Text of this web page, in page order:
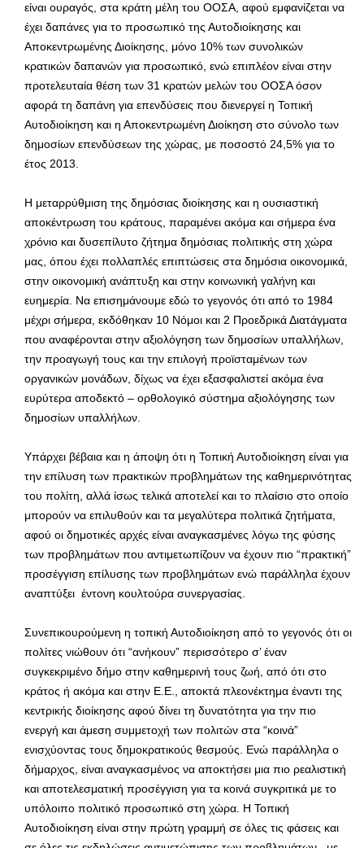
είναι ουραγός, στα κράτη μέλη του ΟΟΣΑ, αφού εμφανίζεται να
έχει δαπάνες για το προσωπικό της Αυτοδιοίκησης και
Αποκεντρωμένης Διοίκησης, μόνο 10% των συνολικών
κρατικών δαπανών για προσωπικό, ενώ επιπλέον είναι στην
προτελευταία θέση των 31 κρατών μελών του ΟΟΣΑ όσον
αφορά τη δαπάνη για επενδύσεις που διενεργεί η Τοπική
Αυτοδιοίκηση και η Αποκεντρωμένη Διοίκηση στο σύνολο των
δημοσίων επενδύσεων της χώρας, με ποσοστό 24,5% για το
έτος 2013.
Η μεταρρύθμιση της δημόσιας διοίκησης και η ουσιαστική
αποκέντρωση του κράτους, παραμένει ακόμα και σήμερα ένα
χρόνιο και δυσεπίλυτο ζήτημα δημόσιας πολιτικής στη χώρα
μας, όπου έχει πολλαπλές επιπτώσεις στα δημόσια οικονομικά,
στην οικονομική ανάπτυξη και στην κοινωνική γαλήνη και
ευημερία. Να επισημάνουμε εδώ το γεγονός ότι από το 1984
μέχρι σήμερα, εκδόθηκαν 10 Νόμοι και 2 Προεδρικά Διατάγματα
που αναφέρονται στην αξιολόγηση των δημοσίων υπαλλήλων,
την προαγωγή τους και την επιλογή προϊσταμένων των
οργανικών μονάδων, δίχως να έχει εξασφαλιστεί ακόμα ένα
ευρύτερα αποδεκτό – ορθολογικό σύστημα αξιολόγησης των
δημοσίων υπαλλήλων.
Υπάρχει βέβαια και η άποψη ότι η Τοπική Αυτοδιοίκηση είναι για
την επίλυση των πρακτικών προβλημάτων της καθημερινότητας
του πολίτη, αλλά ίσως τελικά αποτελεί και το πλαίσιο στο οποίο
μπορούν να επιλυθούν και τα μεγαλύτερα πολιτικά ζητήματα,
αφού οι δημοτικές αρχές είναι αναγκασμένες λόγω της φύσης
των προβλημάτων που αντιμετωπίζουν να έχουν πιο “πρακτική”
προσέγγιση επίλυσης των προβλημάτων ενώ παράλληλα έχουν
αναπτύξει έντονη κουλτούρα συνεργασίας.
Συνεπικουρούμενη η τοπική Αυτοδιοίκηση από το γεγονός ότι οι
πολίτες νιώθουν ότι “ανήκουν” περισσότερο σ’ έναν
συγκεκριμένο δήμο στην καθημερινή τους ζωή, από ότι στο
κράτος ή ακόμα και στην Ε.Ε., αποκτά πλεονέκτημα έναντι της
κεντρικής διοίκησης αφού δίνει τη δυνατότητα για την πιο
ενεργή και άμεση συμμετοχή των πολιτών στα “κοινά”
ενισχύοντας τους δημοκρατικούς θεσμούς. Ενώ παράλληλα ο
δήμαρχος, είναι αναγκασμένος να αποκτήσει μια πιο ρεαλιστική
και αποτελεσματική προσέγγιση για τα κοινά συγκριτικά με το
υπόλοιπο πολιτικό προσωπικό στη χώρα. Η Τοπική
Αυτοδιοίκηση είναι στην πρώτη γραμμή σε όλες τις φάσεις και